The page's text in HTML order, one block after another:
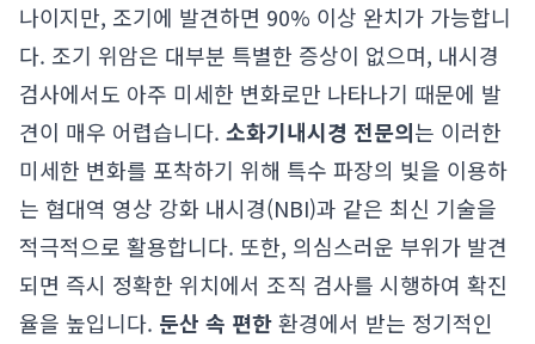
나이지만, 조기에 발견하면 90% 이상 완치가 가능합니
다. 조기 위암은 대부분 특별한 증상이 없으며, 내시경
검사에서도 아주 미세한 변화로만 나타나기 때문에 발
견이 매우 어렵습니다. 소화기내시경 전문의는 이러한
미세한 변화를 포착하기 위해 특수 파장의 빛을 이용하
는 협대역 영상 강화 내시경(NBI)과 같은 최신 기술을
적극적으로 활용합니다. 또한, 의심스러운 부위가 발견
되면 즉시 정확한 위치에서 조직 검사를 시행하여 확진
율을 높입니다. 둔산 속 편한환경에서 받는 정기적인